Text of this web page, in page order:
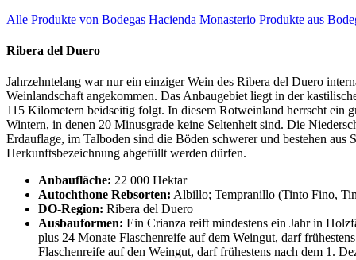
Alle Produkte von Bodegas Hacienda Monasterio Produkte aus
Ribera del Duero
Jahrzehntelang war nur ein einziger Wein des Ribera del Duero
Weinlandschaft angekommen. Das Anbaugebiet liegt in der
115 Kilometern beidseitig folgt. In diesem Rotweinland herrscht ein
Wintern, in denen 20 Minusgrade keine Seltenheit sind. Die
Erdauflage, im Talboden sind die Böden schwerer und bestehen
Herkunftsbezeichnung abgefüllt werden dürfen.
Anbaufläche: 22 000 Hektar
Autochthone Rebsorten: Albillo; Tempranillo (Tinto Fino,
DO-Region: Ribera del Duero
Ausbauformen: Ein Crianza reift mindestens ein Jahr in
plus 24 Monate Flaschenreife auf dem Weingut, darf
Flaschenreife auf den Weingut, darf frühestens nach dem 1.